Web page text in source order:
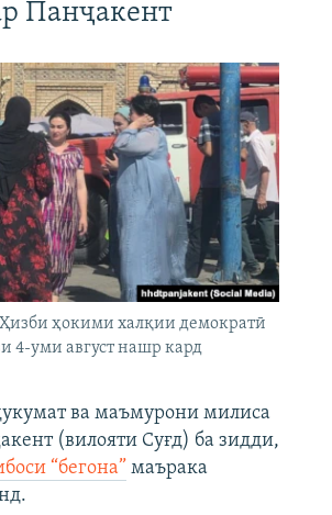
Панҷакент
ҳокими халқии демократӣ
4-уми август нашр кард
ва маъмурони милиса
(вилояти Суғд) ба зидди,
“бегона” маърака